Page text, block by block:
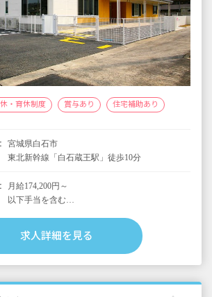
・育休制度 賞与あり 住宅補助あり
宮城県白石市
東北新幹線「白石蔵王駅」徒歩10分
月給174,200円～
以下手当を含む
職歴手当1,000円
賞与年2回
求人詳細を見る